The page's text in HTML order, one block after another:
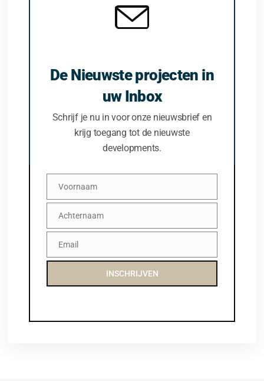
De Nieuwste projecten in
uw Inbox
Schrijf je nu in voor onze nieuwsbrief en
krijg toegang tot de nieuwste
developments.
Voornaam
Voornaam
Achternaam
Achternaam
EmailEmail
INSCHRIJVEN